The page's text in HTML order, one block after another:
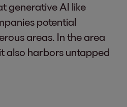
generative AI like
potential
areas. In the area
also harbors untapped